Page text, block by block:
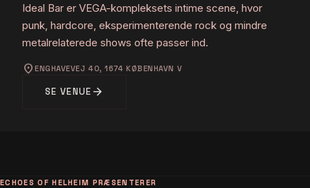
Ideal Bar er VEGA-kompleksets intime scene, hvor
punk, hardcore, eksperimenterende rock og mindre
metalrelaterede shows ofte passer ind.
location_on ENGHAVEVEJ 40, 1674 KØBENHAVN V
SE VENUE arrow_forward
ECHOES OF HELHEIM PRÆSENTERER